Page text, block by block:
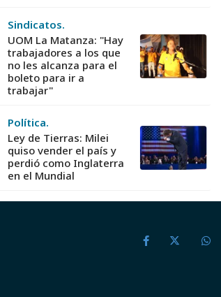
Sindicatos.
UOM La Matanza: "Hay
trabajadores a los que
no les alcanza para el
boleto para ir a
trabajar"
Política.
Ley de Tierras: Milei
quiso vender el país y
perdió como Inglaterra
en el Mundial